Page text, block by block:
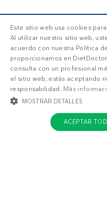
Accede a
¡Haz una
Este sitio web usa cookies
Al utilizar nuestro sitio web,
acuerdo con nuestra Política
proporcionamos en
consulta con un profesional
el sitio web, estás aceptando
responsabilidad. Más
MOSTRAR DETALLES
ACEPTAR